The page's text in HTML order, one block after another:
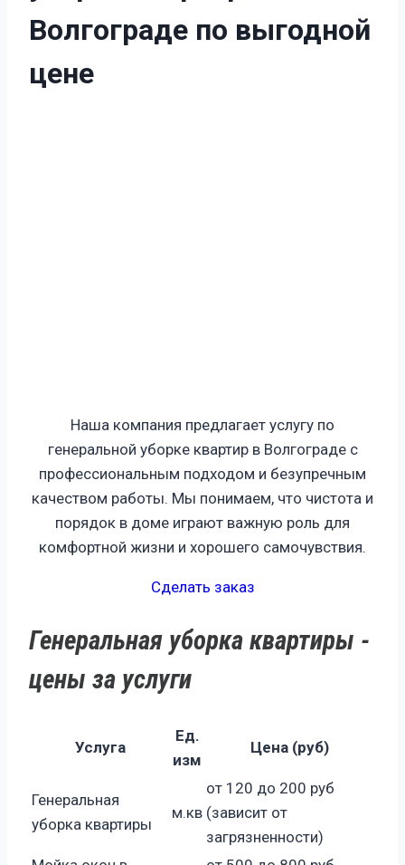
Волгограде по выгодной
цене
Наша компания предлагает услугу по
генеральной уборке квартир в Волгограде с
профессиональным подходом и безупречным
качеством работы. Мы понимаем, что чистота и
порядок в доме играют важную роль для
комфортной жизни и хорошего самочувствия.
Сделать заказ
Генеральная уборка квартиры -
цены за услуги
Услуга
Ед.
изм
Цена (руб)
Генеральная
уборка квартиры
м.кв
от 120 до 200 руб
(зависит от
загрязненности)